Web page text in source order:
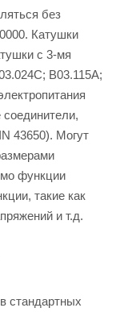
без
Катушки
с 3-мя
B03.115A;
43650). Могут
функции
такие как
и т.д.
стандартных